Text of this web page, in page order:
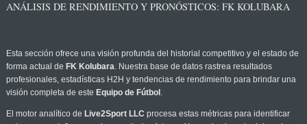
ANÁLISIS DE RENDIMIENTO Y PRONÓSTICOS: FK KOLUBARA
Esta sección ofrece una visión profunda del historial competitivo y el estado de
forma actual de FK Kolubara. Nuestra base de datos rastrea resultados
profesionales, estadísticas H2H y tendencias de rendimiento para brindar una
visión completa de este Equipo de Fútbol .
El motor analítico de Live2Sport LLC procesa estas métricas para identificar